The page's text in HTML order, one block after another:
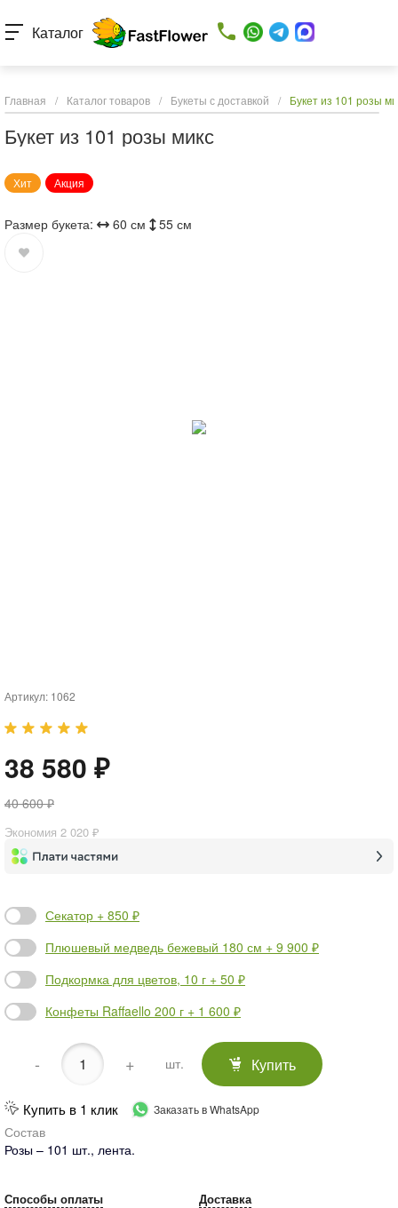
Каталог
Главная / Каталог товаров / Букеты с доставкой / Букет из 101 розы
Букет из 101 розы микс
Хит Акция
Размер букета: 60 см 55 см
Артикул: 1062
38 580 ₽
40 600 ₽
Экономия 2 020 ₽
Секатор + 850 ₽
Плюшевый медведь бежевый 180 см + 9 900 ₽
Подкормка для цветов, 10 г + 50 ₽
Конфеты Raffaello 200 г + 1 600 ₽
- + шт. Купить
Купить в 1 клик Заказать в WhatsApp
Состав
Розы – 101 шт., лента.
Способы оплаты Доставка